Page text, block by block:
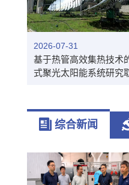
2026-07-31
基于热管高效集热技术
式聚光太阳能系统研究
综合新闻